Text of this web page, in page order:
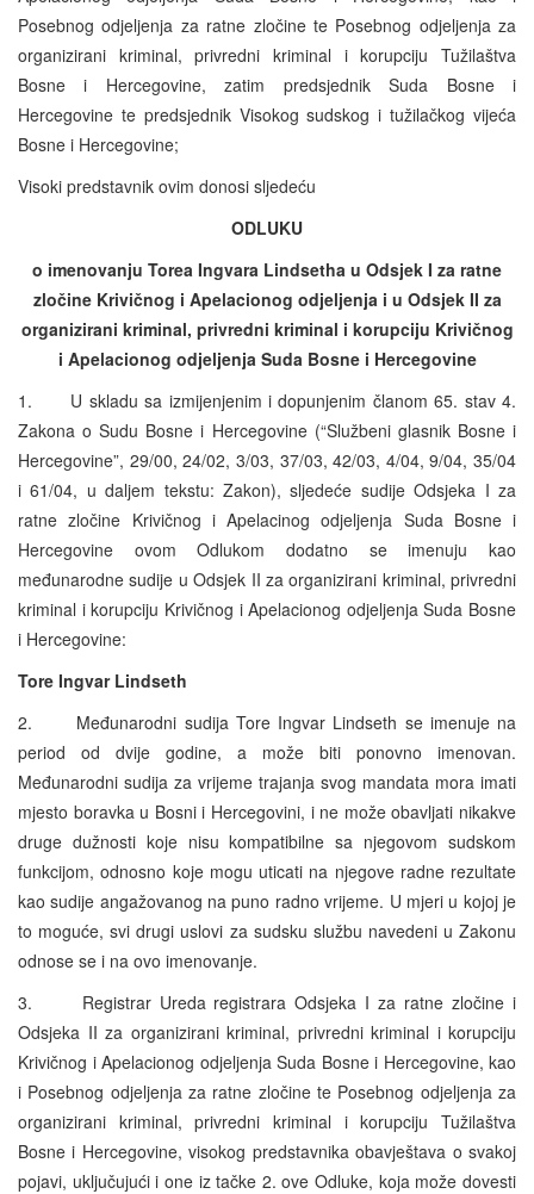
Posebnog odjeljenja za ratne zločine te Posebnog odjeljenja za
organizirani kriminal, privredni kriminal i korupciju Tužilaštva
Bosne i Hercegovine, zatim predsjednik Suda Bosne i
Hercegovine te predsjednik Visokog sudskog i tužilačkog vijeća
Bosne i Hercegovine;
Visoki predstavnik ovim donosi sljedeću
ODLUKU
o imenovanju Torea Ingvara Lindsetha u Odsjek I za ratne
zločine Krivičnog i Apelacionog odjeljenja i u Odsjek II za
organizirani kriminal, privredni kriminal i korupciju Krivičnog
i Apelacionog odjeljenja Suda Bosne i Hercegovine
1. U skladu sa izmijenjenim i dopunjenim članom 65. stav 4.
Zakona o Sudu Bosne i Hercegovine (“Službeni glasnik Bosne i
Hercegovine”, 29/00, 24/02, 3/03, 37/03, 42/03, 4/04, 9/04, 35/04
i 61/04, u daljem tekstu: Zakon), sljedeće sudije Odsjeka I za
ratne zločine Krivičnog i Apelacinog odjeljenja Suda Bosne i
Hercegovine ovom Odlukom dodatno se imenuju kao
međunarodne sudije u Odsjek II za organizirani kriminal, privredni
kriminal i korupciju Krivičnog i Apelacionog odjeljenja Suda Bosne
i Hercegovine:
Tore Ingvar Lindseth
2. Međunarodni sudija Tore Ingvar Lindseth se imenuje na
period od dvije godine, a može biti ponovno imenovan.
Međunarodni sudija za vrijeme trajanja svog mandata mora imati
mjesto boravka u Bosni i Hercegovini, i ne može obavljati nikakve
druge dužnosti koje nisu kompatibilne sa njegovom sudskom
funkcijom, odnosno koje mogu uticati na njegove radne rezultate
kao sudije angažovanog na puno radno vrijeme. U mjeri u kojoj je
to moguće, svi drugi uslovi za sudsku službu navedeni u Zakonu
odnose se i na ovo imenovanje.
3. Registrar Ureda registrara Odsjeka I za ratne zločine i
Odsjeka II za organizirani kriminal, privredni kriminal i korupciju
Krivičnog i Apelacionog odjeljenja Suda Bosne i Hercegovine, kao
i Posebnog odjeljenja za ratne zločine te Posebnog odjeljenja za
organizirani kriminal, privredni kriminal i korupciju Tužilaštva
Bosne i Hercegovine, visokog predstavnika obavještava o svakoj
pojavi, uključujući i one iz tačke 2. ove Odluke, koja može dovesti